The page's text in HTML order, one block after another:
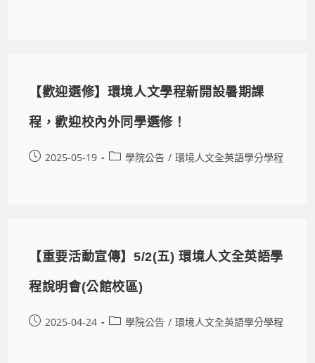
【歡迎選修】環境人文學程新開設暑期課
程，歡迎校內外同學選修！
2025-05-19 學院公告 / 環境人文全英語學分學程
【重要活動宣傳】5/2(五) 環境人文全英語學
程說明會(公館校區)
2025-04-24 學院公告 / 環境人文全英語學分學程